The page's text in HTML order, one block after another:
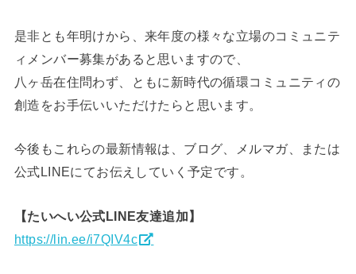
是非とも年明けから、来年度の様々な立場のコミュニテ
ィメンバー募集があると思いますので、
八ヶ岳在住問わず、ともに新時代の循環コミュニティの
創造をお手伝いいただけたらと思います。
今後もこれらの最新情報は、ブログ、メルマガ、または
公式LINEにてお伝えしていく予定です。
【たいへい公式LINE友達追加】
https://lin.ee/i7QIV4c